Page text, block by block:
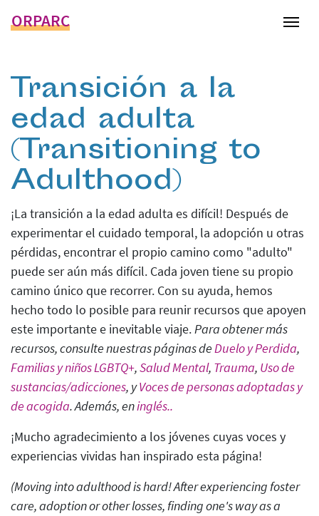
ORPARC
Transición a la
edad adulta
(Transitioning to
Adulthood)
¡La transición a la edad adulta es difícil! Después de
experimentar el cuidado temporal, la adopción u otras
pérdidas, encontrar el propio camino como "adulto"
puede ser aún más difícil. Cada joven tiene su propio
camino único que recorrer. Con su ayuda, hemos
hecho todo lo posible para reunir recursos que apoyen
este importante e inevitable viaje.Para obtener más
recursos, consulte nuestras páginas deDuelo y Perdida,
Familias y niños LGBTQ+,Salud Mental, Trauma, Uso de
sustancias/adicciones, yVoces de personas adoptadas y
de acogida. Además, eninglés..
¡Mucho agradecimiento a los jóvenes cuyas voces y
experiencias vividas han inspirado esta página!
(Moving into adulthood is hard! After experiencing foster
care, adoption or other losses, finding one's way as a